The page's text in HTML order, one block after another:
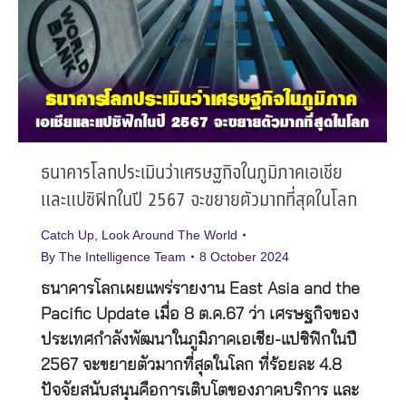
ธนาคารโลกประเมินว่าเศรษฐกิจในภูมิภาคเอเชีย
และแปซิฟิกในปี 2567 จะขยายตัวมากที่สุดในโลก
Catch Up Look Around The World
By The Intelligence Team 8 October 2024
ธนาคารโลกเผยแพร่รายงาน East Asia and the
Pacific Update เมื่อ 8 ต.ค.67 ว่า เศรษฐกิจของ
ประเทศกำลังพัฒนาในภูมิภาคเอเชีย-แปซิฟิกในปี
2567 จะขยายตัวมากที่สุดในโลก ที่ร้อยละ 4.8
ปัจจัยสนับสนุนคือการเติบโตของภาคบริการ และ